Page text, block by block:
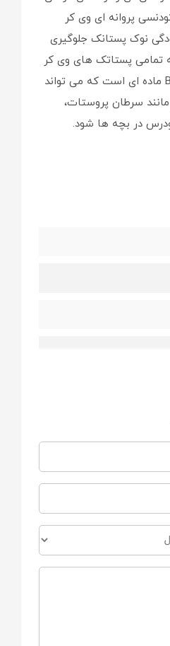
پروانه ای وی کر
نوک پستانک جلوگیری
تمامی پستاتک های وی کر
فاقد BPA می باشد. BPA ماده ای است که می تواند
سرطان پروستات،
در بچه ها شود.
نوزاد